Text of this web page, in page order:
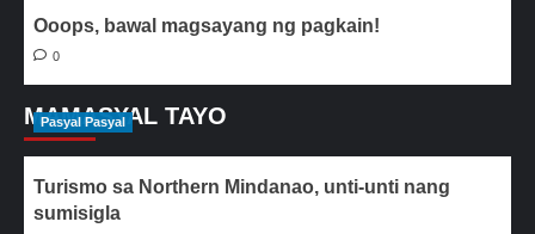
Ooops, bawal magsayang ng pagkain!
0
MAMASYAL TAYO
Pasyal Pasyal
Turismo sa Northern Mindanao, unti-unti nang
sumisigla